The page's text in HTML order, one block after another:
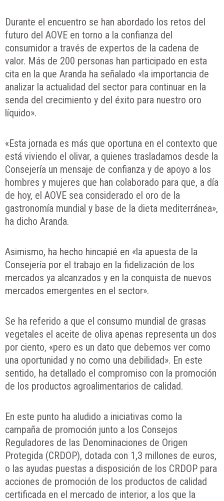
Durante el encuentro se han abordado los retos del
futuro del AOVE en torno a la confianza del
consumidor a través de expertos de la cadena de
valor. Más de 200 personas han participado en esta
cita en la que Aranda ha señalado «la importancia de
analizar la actualidad del sector para continuar en la
senda del crecimiento y del éxito para nuestro oro
líquido».
«Esta jornada es más que oportuna en el contexto que
está viviendo el olivar, a quienes trasladamos desde la
Consejería un mensaje de confianza y de apoyo a los
hombres y mujeres que han colaborado para que, a día
de hoy, el AOVE sea considerado el oro de la
gastronomía mundial y base de la dieta mediterránea»,
ha dicho Aranda.
Asimismo, ha hecho hincapié en «la apuesta de la
Consejería por el trabajo en la fidelización de los
mercados ya alcanzados y en la conquista de nuevos
mercados emergentes en el sector».
Se ha referido a que el consumo mundial de grasas
vegetales el aceite de oliva apenas representa un dos
por ciento, «pero es un dato que debemos ver como
una oportunidad y no como una debilidad». En este
sentido, ha detallado el compromiso con la promoción
de los productos agroalimentarios de calidad.
En este punto ha aludido a iniciativas como la
campaña de promoción junto a los Consejos
Reguladores de las Denominaciones de Origen
Protegida (CRDOP), dotada con 1,3 millones de euros,
o las ayudas puestas a disposición de los CRDOP para
acciones de promoción de los productos de calidad
certificada en el mercado de interior, a los que la